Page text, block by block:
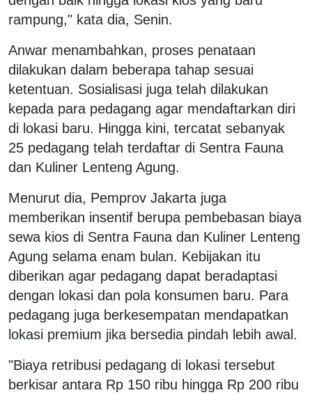
rampung," kata dia, Senin.
Anwar menambahkan, proses penataan
dilakukan dalam beberapa tahap sesuai
ketentuan. Sosialisasi juga telah dilakukan
kepada para pedagang agar mendaftarkan diri
di lokasi baru. Hingga kini, tercatat sebanyak
25 pedagang telah terdaftar di Sentra Fauna
dan Kuliner Lenteng Agung.
Menurut dia, Pemprov Jakarta juga
memberikan insentif berupa pembebasan biaya
sewa kios di Sentra Fauna dan Kuliner Lenteng
Agung selama enam bulan. Kebijakan itu
diberikan agar pedagang dapat beradaptasi
dengan lokasi dan pola konsumen baru. Para
pedagang juga berkesempatan mendapatkan
lokasi premium jika bersedia pindah lebih awal.
"Biaya retribusi pedagang di lokasi tersebut
berkisar antara Rp 150 ribu hingga Rp 200 ribu